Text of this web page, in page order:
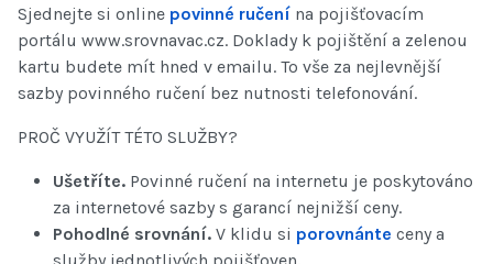
Sjednejte si online povinné ručení na pojišťovacím
portálu www.srovnavac.cz. Doklady k pojištění a zelenou
kartu budete mít hned v emailu. To vše za nejlevnější
sazby povinného ručení bez nutnosti telefonování.
PROČ VYUŽÍT TÉTO SLUŽBY?
Ušetříte. Povinné ručení na internetu je poskytováno
za internetové sazby s garancí nejnižší ceny.
Pohodlné srovnání. V klidu si porovnánte ceny a